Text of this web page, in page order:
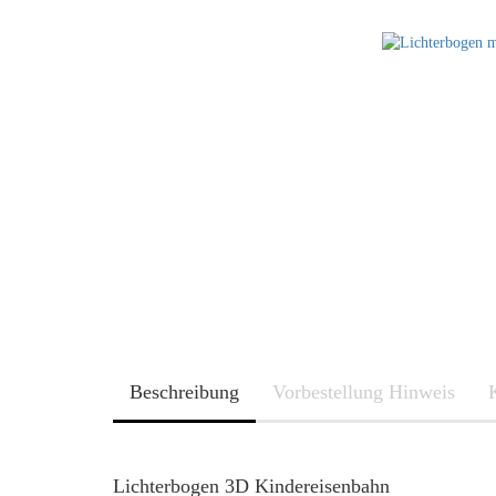
Beschreibung Vorbestellung Hinweis
Lichterbogen 3D Kindereisenbahn